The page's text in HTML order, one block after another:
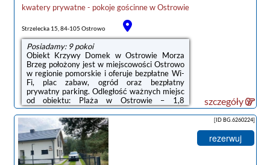
kwatery prywatne - pokoje gościnnewOstrowie
Strzelecka 15, 84-105 Ostrowo
Posiadamy: 9 pokoi
Obiekt Krzywy Domek w Ostrowie Morza
Brzeg położony jest w miejscowości Ostrowo
w regionie pomorskie i oferuje bezpłatne Wi-
Fi, plac zabaw, ogród oraz bezpłatny
prywatny parking. Odległość ważnych miejsc
od obiektu: Plaża w Ostrowie – 1,8
km.Niektóre opcje zakwaterowania mają
taras lub balkon.Na terenie obiektu Krzywy
Domek w Ostrowie Morza Brzeg znajduje się
sprzęt do grillowania.Odległość ważnych
miejsc od obiektu: Port Gdynia – 47 km,
Dworzec kolejowy – 49 km. Lotnisko Lotnisko
szczegóły
[ID BG.6260224]
rezerwuj